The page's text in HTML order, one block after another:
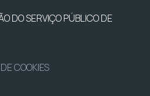
DO SERVIÇO PÚBLICO DE
COOKIES